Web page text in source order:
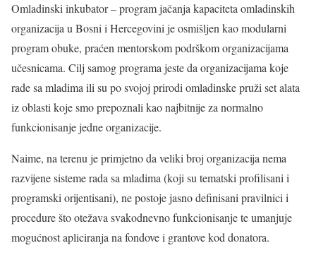
Omladinski inkubator – program jačanja kapaciteta omladinskih
organizacija u Bosni i Hercegovini je osmišljen kao modularni
program obuke, praćen mentorskom podrškom organizacijama
učesnicama. Cilj samog programa jeste da organizacijama koje
rade sa mladima ili su po svojoj prirodi omladinske pruži set alata
iz oblasti koje smo prepoznali kao najbitnije za normalno
funkcionisanje jedne organizacije.
Naime, na terenu je primjetno da veliki broj organizacija nema
razvijene sisteme rada sa mladima (koji su tematski profilisani i
programski orijentisani), ne postoje jasno definisani pravilnici i
procedure što otežava svakodnevno funkcionisanje te umanjuje
mogućnost apliciranja na fondove i grantove kod donatora.